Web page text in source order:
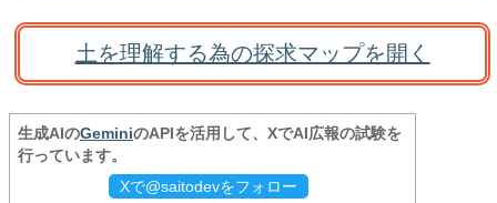
土を理解する為の探求マップを開く
生成AIのGeminiのAPIを活用して、XでAI広報の試験を
行っています。
Xで@saitodevをフォロー